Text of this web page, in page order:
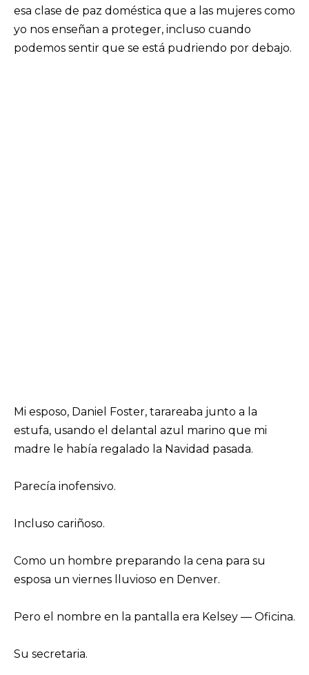
esa clase de paz doméstica que a las mujeres como
yo nos enseñan a proteger, incluso cuando
podemos sentir que se está pudriendo por debajo.
Mi esposo, Daniel Foster, tarareaba junto a la
estufa, usando el delantal azul marino que mi
madre le había regalado la Navidad pasada.
Parecía inofensivo.
Incluso cariñoso.
Como un hombre preparando la cena para su
esposa un viernes lluvioso en Denver.
Pero el nombre en la pantalla era Kelsey — Oficina.
Su secretaria.